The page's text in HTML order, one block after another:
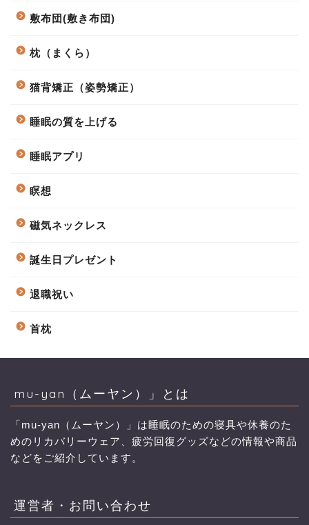
敷布団(敷き布団)
枕（まくら）
猫背矯正（姿勢矯正）
睡眠の質を上げる
睡眠アプリ
瞑想
磁気ネックレス
誕生日プレゼント
退職祝い
首枕
mu-yan（ムーヤン）」とは
「mu-yan（ムーヤン）」は睡眠のための寝具や休養のた
めのリカバリーウェア、疲労回復グッズなどの情報や商品
などをご紹介しています。
運営者・お問い合わせ